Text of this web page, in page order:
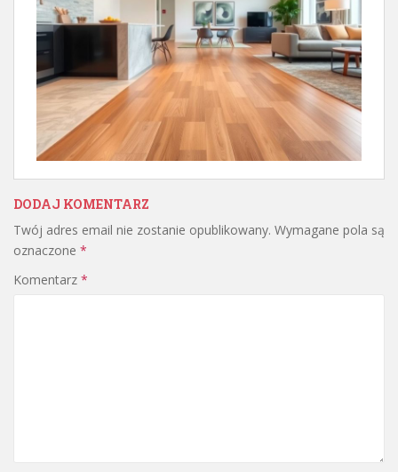
DODAJ KOMENTARZ
Twój adres email nie zostanie opublikowany. Wymagane pola są
oznaczone *
Komentarz *